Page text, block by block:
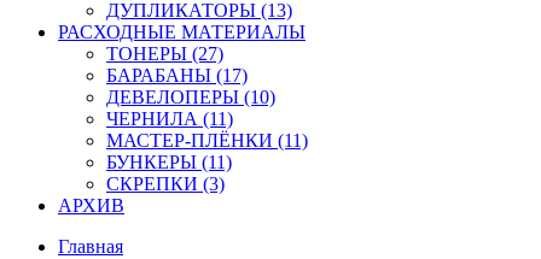
ДУПЛИКАТОРЫ (13)
РАСХОДНЫЕ МАТЕРИАЛЫ
ТОНЕРЫ (27)
БАРАБАНЫ (17)
ДЕВЕЛОПЕРЫ (10)
ЧЕРНИЛА (11)
МАСТЕР-ПЛЁНКИ (11)
БУНКЕРЫ (11)
СКРЕПКИ (3)
АРХИВ
Главная